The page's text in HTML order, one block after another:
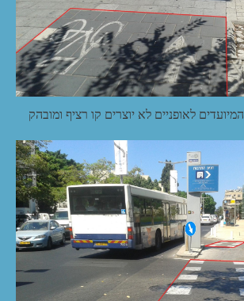
לאופניים לא יוצרים קו רציף ומובהק